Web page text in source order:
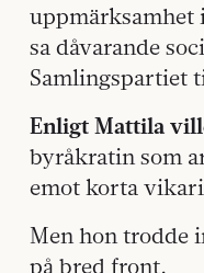
uppmärksamhet
sa dåvarande
Samlingspartiet
Enligt Mattila
byråkratin som
emot korta
Men hon trodde
på bred front.